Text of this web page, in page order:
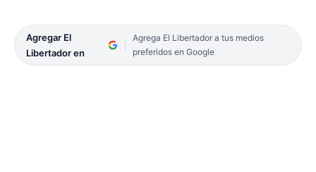
Agregar El
Libertador en
Agrega El Libertador a tus medios
preferidos en Google